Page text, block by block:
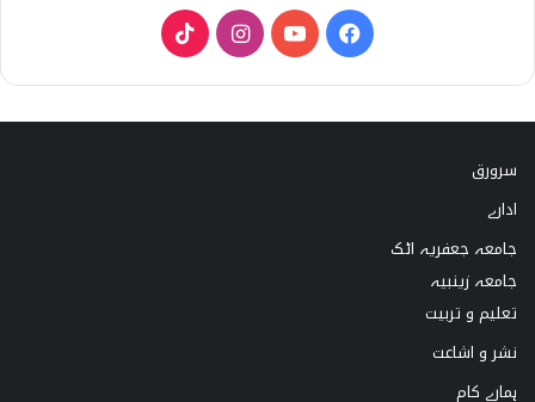
F
a
c
Y
o
u
n
s
T
i
k
سرورق
ادارے
جامعہ جعفریہ اٹک
جامعہ زینبیہ
تعلیم و تربیت
نشر و اشاعت
ہمارے کام